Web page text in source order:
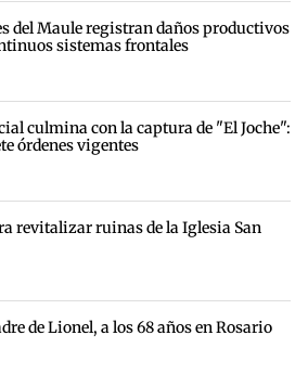
del Maule registran daños productivos
sistemas frontales
culmina con la captura de "El Joche":
órdenes vigentes
revitalizar ruinas de la Iglesia San
de Lionel, a los 68 años en Rosario